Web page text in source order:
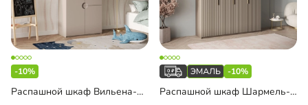
-10%
Распашной шкаф Вильена-2.3
-10%
Распашной шкаф Шармель-4.1 Лайф Эмаль с антресолью